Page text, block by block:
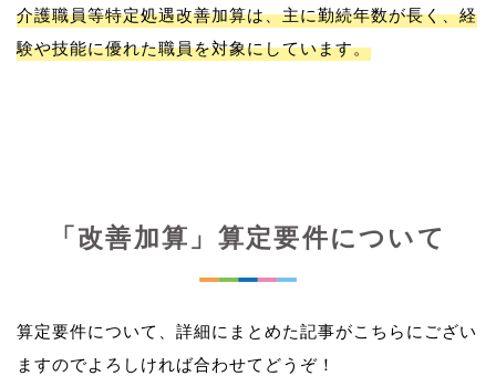
介護職員等特定処遇改善加算は、主に勤続年数が長く、経
験や技能に優れた職員を対象にしています。
「改善加算」算定要件について
算定要件について、詳細にまとめた記事がこちらにござい
ますのでよろしければ合わせてどうぞ！